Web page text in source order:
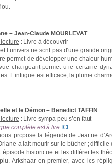
– Jean-Claude MOURLEVAT
: Livre à découvrir
et l’univers ne sont pas d’une grande
permet de développer une chaleur
changeant permet une certaine
L’intrigue est efficace, la plume
et le Démon – Benedict TAFFIN
: Livre sympa peu s’en faut
complète est à lire ICI .
propose la légende de Jeanne
allait mourir sur le bûcher ;
épisode historique et les différentes
Arkshaar en premier, avec les